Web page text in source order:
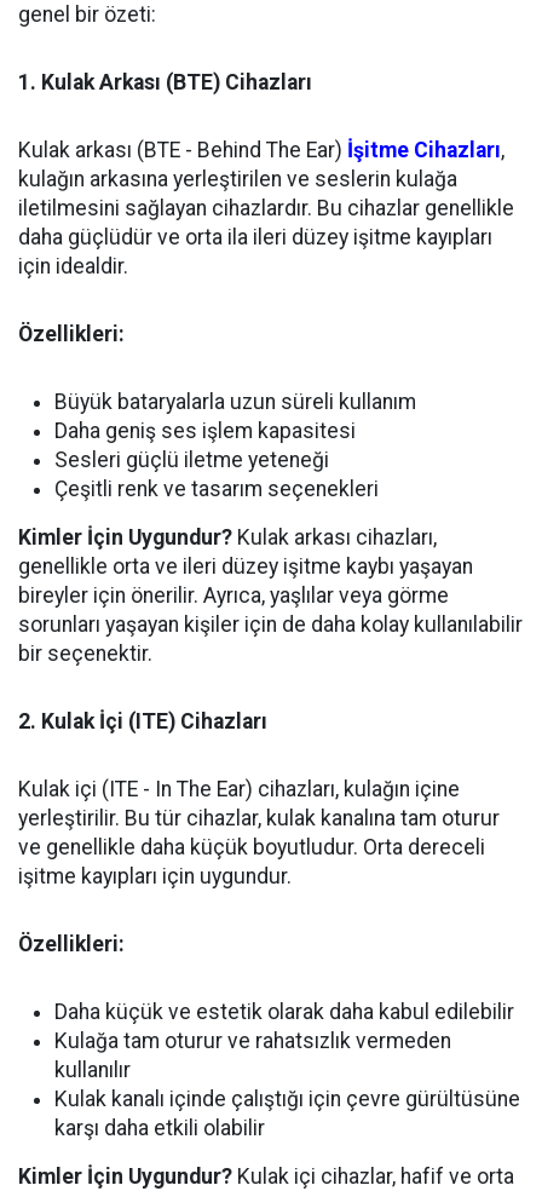
genel bir özeti:
1. Kulak Arkası (BTE) Cihazları
Kulak arkası (BTE - Behind The Ear) İşitme Cihazları,
kulağın arkasına yerleştirilen ve seslerin kulağa
iletilmesini sağlayan cihazlardır. Bu cihazlar genellikle
daha güçlüdür ve orta ila ileri düzey işitme kayıpları
için idealdir.
Özellikleri:
Büyük bataryalarla uzun süreli kullanım
Daha geniş ses işlem kapasitesi
Sesleri güçlü iletme yeteneği
Çeşitli renk ve tasarım seçenekleri
Kimler İçin Uygundur? Kulak arkası cihazları,
genellikle orta ve ileri düzey işitme kaybı yaşayan
bireyler için önerilir. Ayrıca, yaşlılar veya görme
sorunları yaşayan kişiler için de daha kolay kullanılabilir
bir seçenektir.
2. Kulak İçi (ITE) Cihazları
Kulak içi (ITE - In The Ear) cihazları, kulağın içine
yerleştirilir. Bu tür cihazlar, kulak kanalına tam oturur
ve genellikle daha küçük boyutludur. Orta dereceli
işitme kayıpları için uygundur.
Özellikleri:
Daha küçük ve estetik olarak daha kabul edilebilir
Kulağa tam oturur ve rahatsızlık vermeden
kullanılır
Kulak kanalı içinde çalıştığı için çevre gürültüsüne
karşı daha etkili olabilir
Kimler İçin Uygundur? Kulak içi cihazlar, hafif ve orta